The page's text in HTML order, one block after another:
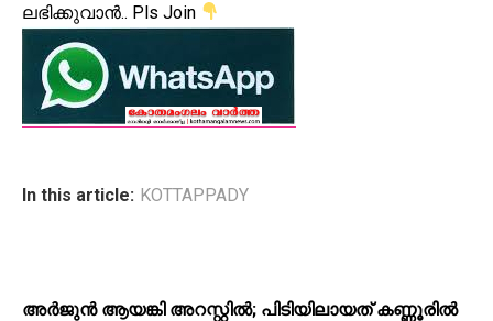
ലഭിക്കുവാൻ.. Pls Join
In this article: KOTTAPPADY
അർജുൻ ആയങ്കി അറസ്റ്റിൽ; പിടിയിലായത് കണ്ണൂരിൽ